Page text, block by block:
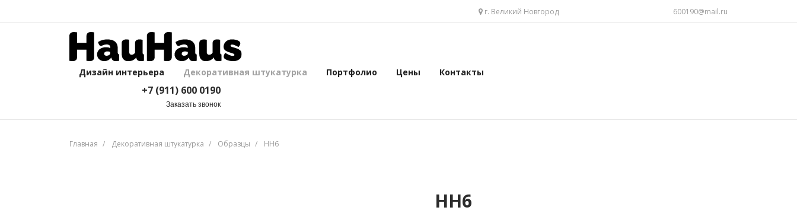
г. Великий Новгород 600190@mail.ru
Дизайн интерьера Декоративная штукатурка Портфолио Цены Контакты
+7 (911) 600 0190
Заказать звонок
Главная Декоративная штукатурка Образцы HH6
HH6